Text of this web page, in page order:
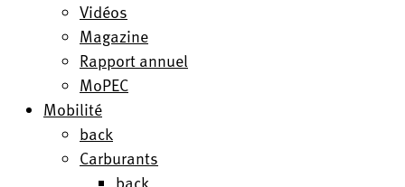
Vidéos
Magazine
Rapport annuel
MoPEC
Mobilité
back
Carburants
back